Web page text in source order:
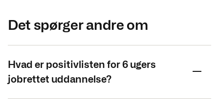
Det spørger andre om
Hvad er positivlisten for 6 ugers
jobrettet uddannelse?